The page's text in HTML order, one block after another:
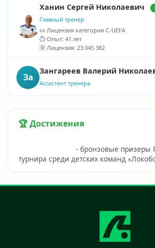
Ханин Сергей Николаевич
Главный тренер
📜 Лицензия категории C-UEFA
⏱️ Опыт: 41 лет
🆔 Лицензия: 23 045 382
За
Зангареев Валерий
Ассистент тренера
🏆 Достижения